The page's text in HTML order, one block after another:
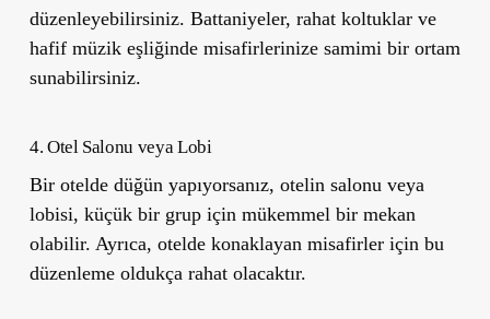
düzenleyebilirsiniz. Battaniyeler, rahat koltuklar ve
hafif müzik eşliğinde misafirlerinize samimi bir ortam
sunabilirsiniz.
4. Otel Salonu veya Lobi
Bir otelde düğün yapıyorsanız, otelin salonu veya
lobisi, küçük bir grup için mükemmel bir mekan
olabilir. Ayrıca, otelde konaklayan misafirler için bu
düzenleme oldukça rahat olacaktır.